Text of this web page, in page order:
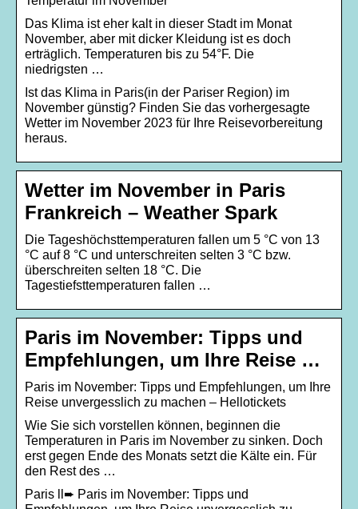
Das Klima ist eher kalt in dieser Stadt im Monat
November, aber mit dicker Kleidung ist es doch
erträglich. Temperaturen bis zu 54°F. Die
niedrigsten …
Ist das Klima in Paris(in der Pariser Region) im
November günstig? Finden Sie das vorhergesagte
Wetter im November 2023 für Ihre Reisevorbereitung
heraus.
Wetter im November in Paris
Frankreich – Weather Spark
Die Tageshöchsttemperaturen fallen um 5 °C von 13
°C auf 8 °C und unterschreiten selten 3 °C bzw.
überschreiten selten 18 °C. Die
Tagestiefsttemperaturen fallen …
Paris im November: Tipps und
Empfehlungen, um Ihre Reise …
Paris im November: Tipps und Empfehlungen, um Ihre
Reise unvergesslich zu machen – Hellotickets
Wie Sie sich vorstellen können, beginnen die
Temperaturen in Paris im November zu sinken. Doch
erst gegen Ende des Monats setzt die Kälte ein. Für
den Rest des …
Paris ll➨ Paris im November: Tipps und